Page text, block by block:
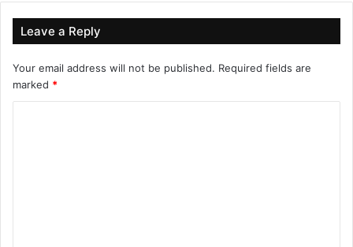
Leave a Reply
Your email address will not be published. Required fields are
marked *